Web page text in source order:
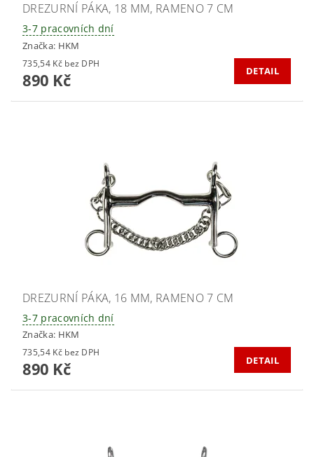
DREZURNÍ PÁKA, 18 MM, RAMENO 7 CM
3-7 pracovních dní
Značka: HKM
735,54 Kč bez DPH
890 Kč DETAIL
DREZURNÍ PÁKA, 16 MM, RAMENO 7 CM
3-7 pracovních dní
Značka: HKM
735,54 Kč bez DPH
890 Kč DETAIL